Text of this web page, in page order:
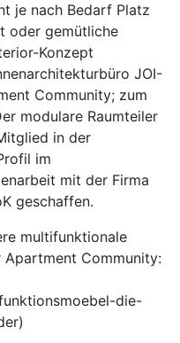
je nach Bedarf Platz
oder gemütliche
Konzept
JOI-
Community; zum
modulare Raumteiler
in der
im
mit der Firma
geschaffen.
multifunktionale
Community:
die-